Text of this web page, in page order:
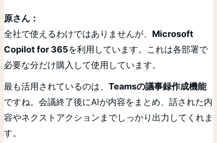
原さん：
全社で使えるわけではありませんが、 Microsoft
Copilot for 365を利用しています。これは各部署で
必要な分だけ購入して使用しています。
最も活用されているのは、 Teamsの議事録作成機能
ですね。会議終了後にAIが内容をまとめ、話された内
容やネクストアクションまでしっかり出力してくれま
す。